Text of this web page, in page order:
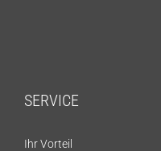
SERVICE
Ihr Vorteil